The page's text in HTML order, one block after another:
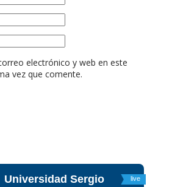
electrónico y web en este
vez que comente.